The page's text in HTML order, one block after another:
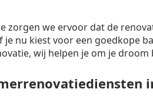
zorgen we ervoor dat de
je nu kiest voor een goedkope
wij helpen je om je